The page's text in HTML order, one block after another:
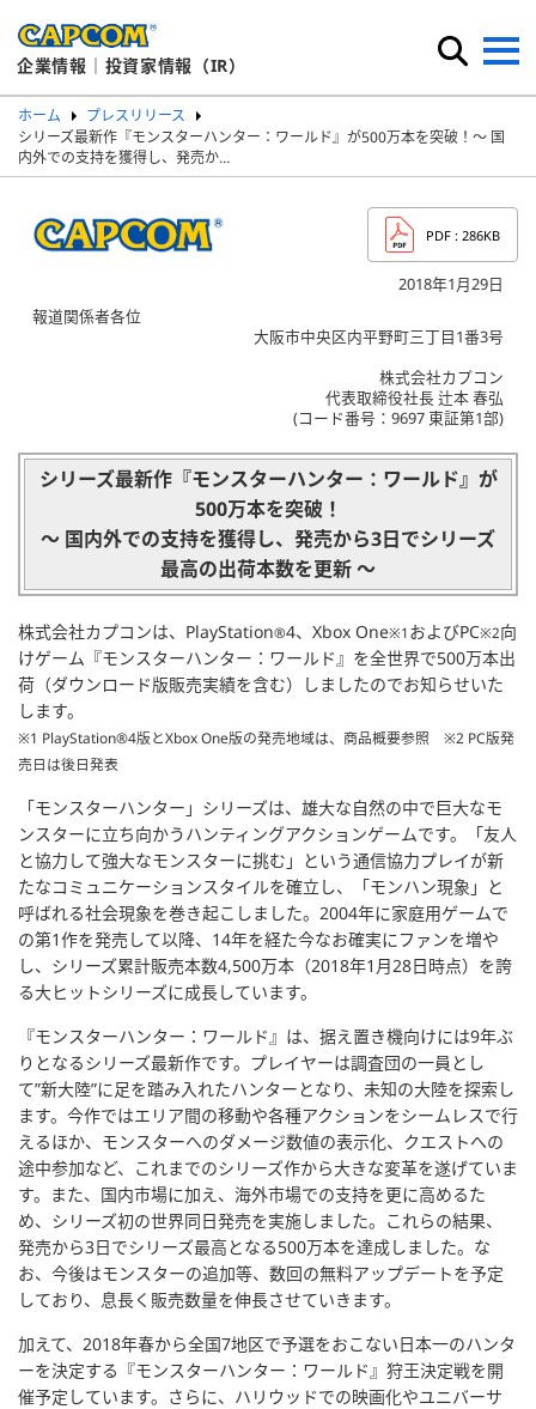
企業情報｜投資家情報（IR）
ホーム
プレスリリース
シリーズ最新作『モンスターハンター：ワールド』が500万本を突破！～ 国
内外での支持を獲得し、発売か…
PDF : 286KB
2018年1月29日
報道関係者各位
大阪市中央区内平野町三丁目1番3号
株式会社カプコン
代表取締役社長 辻本 春弘
(コード番号：9697 東証第1部)
シリーズ最新作『モンスターハンター：ワールド』が
500万本を突破！
～ 国内外での支持を獲得し、発売から3日でシリーズ
最高の出荷本数を更新 ～
株式会社カプコンは、PlayStation®4、Xbox One※1 およびPC※2向
けゲーム 『モンスターハンター：ワールド』 を全世界で500万本出
荷（ダウンロード版販売実績を含む）しましたのでお知らせいた
します。
※1 PlayStation®4版とXbox One版の発売地域は、商品概要参照 ※2 PC版発
売日は後日発表
「モンスターハンター」シリーズは、雄大な自然の中で巨大なモ
ンスターに立ち向かうハンティングアクションゲームです。「友人
と協力して強大なモンスターに挑む」という通信協力プレイが新
たなコミュニケーションスタイルを確立し、「モンハン現象」と
呼ばれる社会現象を巻き起こしました。2004年に家庭用ゲームで
の第1作を発売して以降、14年を経た今なお確実にファンを増や
し、シリーズ累計販売本数4,500万本（2018年1月28日時点）を誇
る大ヒットシリーズに成長しています。
『モンスターハンター：ワールド』 は、据え置き機向けには9年ぶ
りとなるシリーズ最新作です。プレイヤーは調査団の一員とし
て”新大陸”に足を踏み入れたハンターとなり、未知の大陸を探索し
ます。今作ではエリア間の移動や各種アクションをシームレスで行
えるほか、モンスターへのダメージ数値の表示化、クエストへの
途中参加など、これまでのシリーズ作から大きな変革を遂げていま
す。また、国内市場に加え、海外市場での支持を更に高めるた
め、シリーズ初の世界同日発売を実施しました。これらの結果、
発売から3日でシリーズ最高となる500万本を達成しました。な
お、今後はモンスターの追加等、数回の無料アップデートを予定
しており、息長く販売数量を伸長させていきます。
加えて、2018年春から全国7地区で予選をおこない日本一のハンタ
ーを決定する 『モンスターハンター：ワールド』 狩王決定戦を開
催予定しています。さらに、ハリウッドでの映画化やユニバーサ